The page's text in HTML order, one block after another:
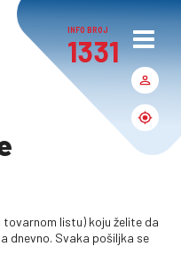
INFO BROJ
1331
tovarnom listu) koju želite da
dnevno. Svaka pošiljka se